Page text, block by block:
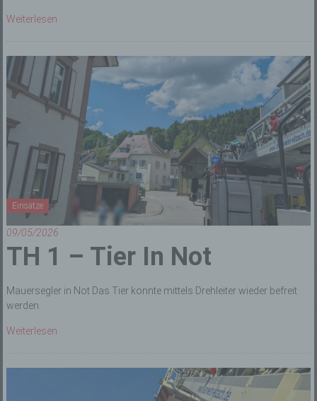
Weiterlesen
Einsätze
09/05/2026
TH 1 – Tier In Not
Mauersegler in Not Das Tier konnte mittels Drehleiter wieder befreit
werden.
Weiterlesen